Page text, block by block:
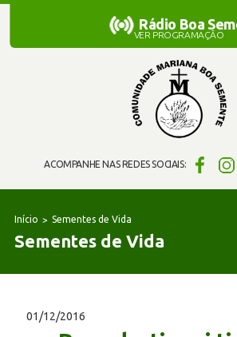
ACOMPANHE NAS REDES SOCIAIS:
Rádio Boa
Rádio Boa
VER PROGRAMAÇÃO
Início Sementes de Vida
Sementes de Vida
01/12/2016